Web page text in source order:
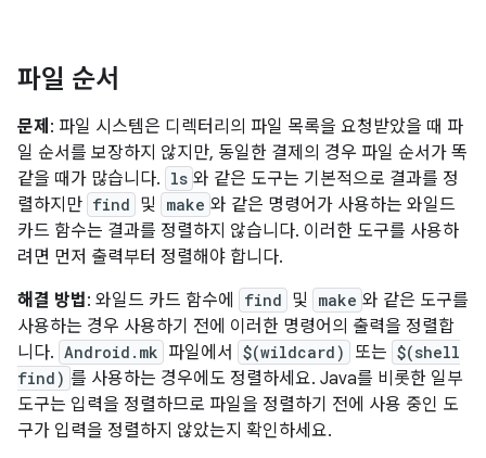
파일 순서
문제 : 파일 시스템은 디렉터리의 파일 목록을 요청받았을 때 파
일 순서를 보장하지 않지만, 동일한 결제의 경우 파일 순서가 똑
같을 때가 많습니다. ls 와 같은 도구는 기본적으로 결과를 정
렬하지만 find 및 make 와 같은 명령어가 사용하는 와일드
카드 함수는 결과를 정렬하지 않습니다. 이러한 도구를 사용하
려면 먼저 출력부터 정렬해야 합니다.
해결 방법: 와일드 카드 함수에 find 및 make 와 같은 도구를
사용하는 경우 사용하기 전에 이러한 명령어의 출력을 정렬합
니다. Android.mk 파일에서 $(wildcard) 또는 $(shell
find) 를 사용하는 경우에도 정렬하세요. Java를 비롯한 일부
도구는 입력을 정렬하므로 파일을 정렬하기 전에 사용 중인 도
구가 입력을 정렬하지 않았는지 확인하세요.